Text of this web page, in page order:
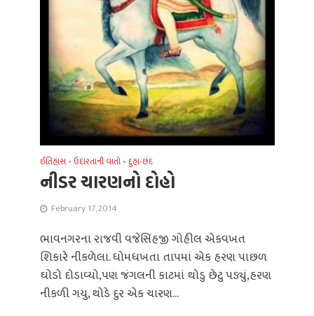
ઈતિહાસ • ઉદારતાની વાતો • દુહા-છંદ
નીડર ચારણનો દોહો
February 17, 2014
ભાવનગરના રાજવી વજેસિંહજી ગોહીલ એકવખત
શિકારે નીકળેલા. ધોમધખતા તાપમાં એક હરણ પાછળ
ઘોડો દોડાવ્યો,પણ જંગલની કાટમાં થોડુ છેટુ પડ્યું,હરણ
નીકળી ગયુ, થોડે દુર એક ચારણ...